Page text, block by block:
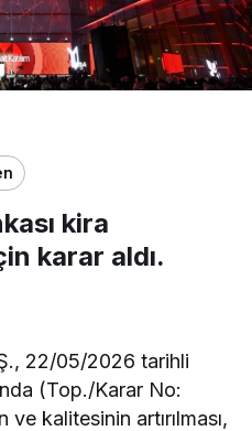
kira
karar aldı.
22/05/2026 tarihli
(Top./Karar No:
kalitesinin artırılması,